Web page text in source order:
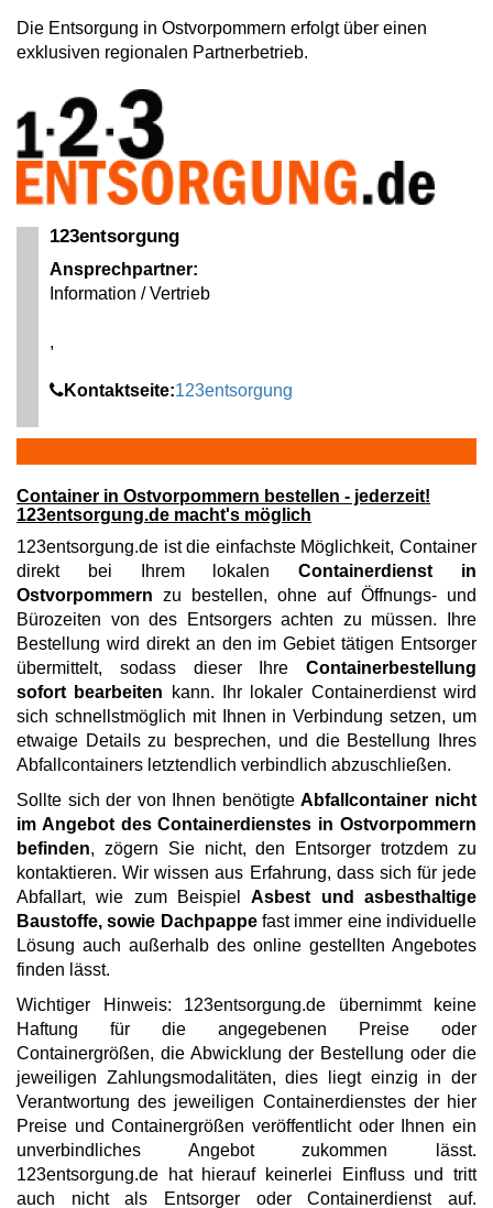
Die Entsorgung in Ostvorpommern erfolgt über einen
exklusiven regionalen Partnerbetrieb.
123entsorgung
Ansprechpartner:
Information / Vertrieb
,
Kontaktseite:123entsorgung
Container in Ostvorpommern bestellen - jederzeit!
123entsorgung.de macht's möglich
123entsorgung.de ist die einfachste Möglichkeit, Container
direkt bei Ihrem lokalenContainerdienst in
Ostvorpommern zu bestellen, ohne auf Öffnungs- und
Bürozeiten von des Entsorgers achten zu müssen. Ihre
Bestellung wird direkt an den im Gebiet tätigen Entsorger
übermittelt, sodass dieser Ihre Containerbestellung
sofort bearbeiten kann. Ihr lokaler Containerdienst wird
sich schnellstmöglich mit Ihnen in Verbindung setzen, um
etwaige Details zu besprechen, und die Bestellung Ihres
Abfallcontainers letztendlich verbindlich abzuschließen.
Sollte sich der von Ihnen benötigteAbfallcontainer nicht
im Angebot des Containerdienstes in Ostvorpommern
befinden, zögern Sie nicht, den Entsorger trotzdem zu
kontaktieren. Wir wissen aus Erfahrung, dass sich für jede
Abfallart, wie zum BeispielAsbest und asbesthaltige
Baustoffe, sowie Dachpappefast immer eine individuelle
Lösung auch außerhalb des online gestellten Angebotes
finden lässt.
Wichtiger Hinweis: 123entsorgung.de übernimmt keine
Haftung für die angegebenen Preise oder
Containergrößen, die Abwicklung der Bestellung oder die
jeweiligen Zahlungsmodalitäten, dies liegt einzig in der
Verantwortung des jeweiligen Containerdienstes der hier
Preise und Containergrößen veröffentlicht oder Ihnen ein
unverbindliches Angebot zukommen lässt.
123entsorgung.de hat hierauf keinerlei Einfluss und tritt
auch nicht als Entsorger oder Containerdienst auf.